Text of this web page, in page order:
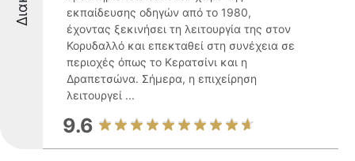
εκπαίδευσης οδηγών από το 1980,
έχοντας ξεκινήσει τη λειτουργία της στον
Κορυδαλλό και επεκταθεί στη συνέχεια σε
περιοχές όπως το Κερατσίνι και η
Δραπετσώνα. Σήμερα, η επιχείρηση
λειτουργεί ...
9.6